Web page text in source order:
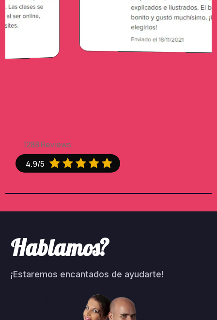
4.9/5     
1288 Reviews
Hablamos?
¡Estaremos encantados de ayudarte!